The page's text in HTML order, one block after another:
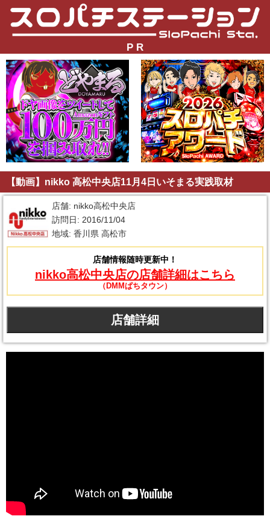
P R
【動画】nikko 高松中央店11月4日いそまる実践取材
店舗: nikko高松中央店
訪問日: 2016/11/04
地域: 香川県 高松市
店舗情報随時更新中！
nikko高松中央店の店舗詳細はこちら
（DMMぱちタウン）
店舗詳細